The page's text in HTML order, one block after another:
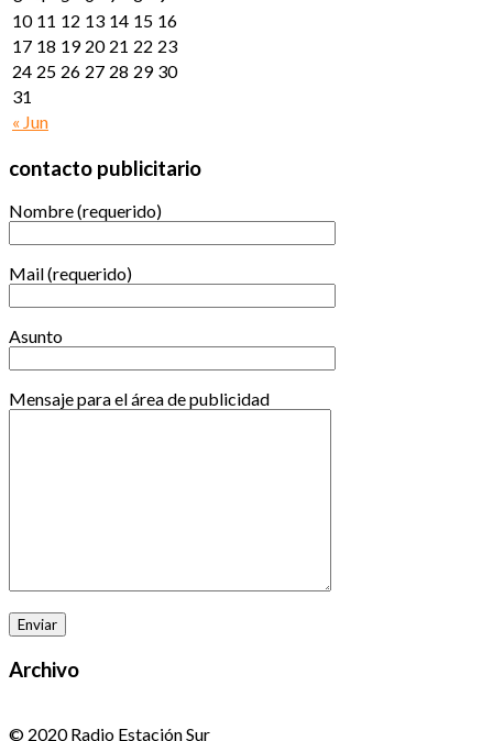
« Jun
10 11 12 13 14 15 16
17 18 19 20 21 22 23
24 25 26 27 28 29 30
31
contacto publicitario
Nombre (requerido)
Mail (requerido)
Asunto
Mensaje para el área de publicidad
Archivo
© 2020 Radio Estación Sur